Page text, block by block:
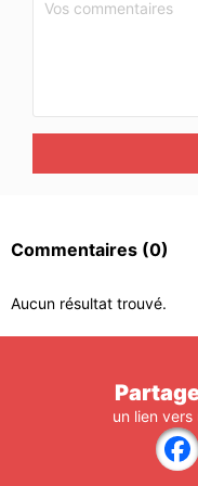
Commentaires (0)
Aucun résultat trouvé.
un lien